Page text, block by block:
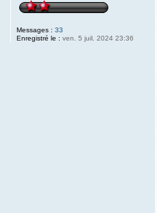
Messages : 33
Enregistré le : ven. 5 juil. 2024 23:36